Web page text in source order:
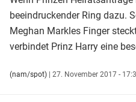
beeindruckender Ring dazu.
Meghan Markles Finger
verbindet Prinz Harry eine
(nam/spot) | 27. November 2017 -